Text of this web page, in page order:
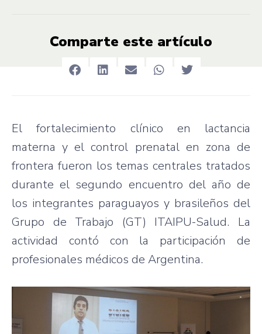
Comparte este artículo
El fortalecimiento clínico en lactancia
materna y el control prenatal en zona de
frontera fueron los temas centrales tratados
durante el segundo encuentro del año de
los integrantes paraguayos y brasileños del
Grupo de Trabajo (GT) ITAIPU-Salud. La
actividad contó con la participación de
profesionales médicos de Argentina.